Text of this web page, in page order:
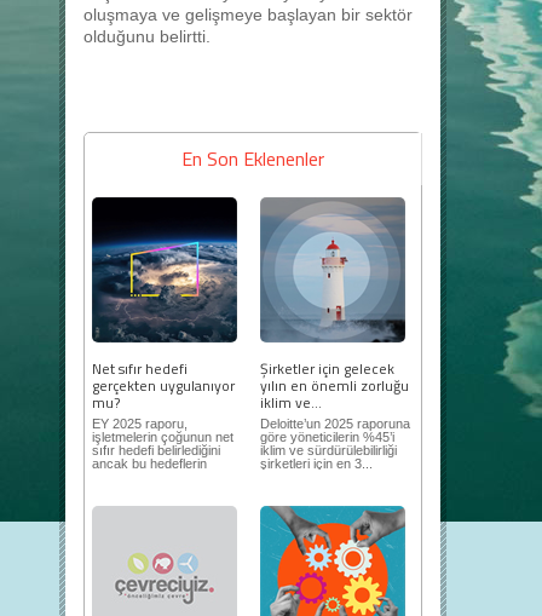
oluşmaya ve gelişmeye başlayan bir sektör
olduğunu belirtti.
En Son Eklenenler
Net sıfır hedefi
gerçekten uygulanıyor
mu?
EY 2025 raporu,
işletmelerin çoğunun net
sıfır hedefi belirlediğini
ancak bu hedeflerin
Şirketler için gelecek
yılın en önemli zorluğu
iklim ve...
Deloitte’un 2025 raporuna
göre yöneticilerin %45’i
iklim ve sürdürülebilirliği
şirketleri için en 3...